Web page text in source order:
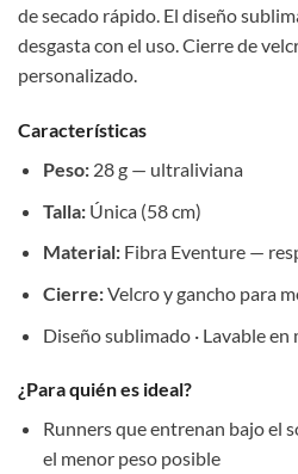
de secado rápido. El diseño
desgasta con el uso. Cierre de
personalizado.
Características
Peso:28 g — ultraliviana
Talla:Única (58 cm)
Material:Fibra Eventure —
Cierre:Velcro y gancho para
Diseño sublimado · Lavable en
¿Para quién es ideal?
Runners que entrenan bajo el
el menor peso posible